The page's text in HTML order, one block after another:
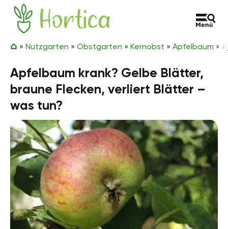
Zum Inhalt springen
Hortica
» Nutzgarten » Obstgarten » Kernobst » Apfelbaum »
Apfelbaum krank? Gelbe Blätter,
braune Flecken, verliert Blätter –
was tun?